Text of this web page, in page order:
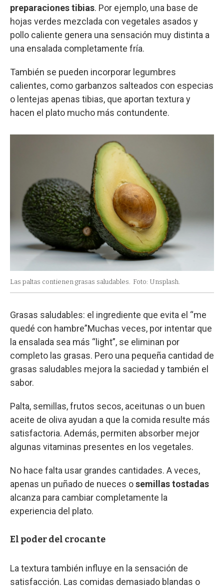
preparaciones tibias. Por ejemplo, una base de
hojas verdes mezclada con vegetales asados y
pollo caliente genera una sensación muy distinta a
una ensalada completamente fría.
También se pueden incorporar legumbres
calientes, como garbanzos salteados con especias
o lentejas apenas tibias, que aportan textura y
hacen el plato mucho más contundente.
Las paltas contienen grasas saludables. Foto: Unsplash.
Grasas saludables: el ingrediente que evita el “me
quedé con hambre”Muchas veces, por intentar que
la ensalada sea más “light”, se eliminan por
completo las grasas. Pero una pequeña cantidad de
grasas saludables mejora la saciedad y también el
sabor.
Palta, semillas, frutos secos, aceitunas o un buen
aceite de oliva ayudan a que la comida resulte más
satisfactoria. Además, permiten absorber mejor
algunas vitaminas presentes en los vegetales.
No hace falta usar grandes cantidades. A veces,
apenas un puñado de nueces osemillas tostadas
alcanza para cambiar completamente la
experiencia del plato.
El poder del crocante
La textura también influye en la sensación de
satisfacción. Las comidas demasiado blandas o